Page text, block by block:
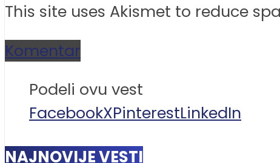
This site uses Akismet to reduce
Komentar
Podeli ovu vest
FacebookXPinterestLinkedIn
NAJNOVIJE VESTI